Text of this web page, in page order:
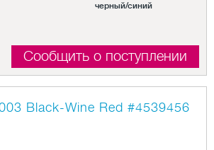
черный/синий
Сообщить о поступлении
Black-Wine Red #4539456